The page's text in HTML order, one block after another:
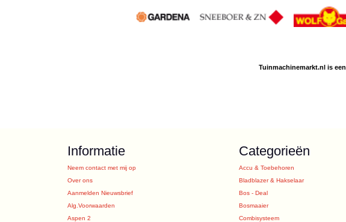
Tuinmachinemarkt.nl is een
Informatie
Neem contact met mij op
Over ons
Aanmelden Nieuwsbrief
Alg.Voorwaarden
Aspen 2
Categorieën
Accu & Toebehoren
Bladblazer & Hakselaar
Bos - Deal
Bosmaaier
Combisysteem